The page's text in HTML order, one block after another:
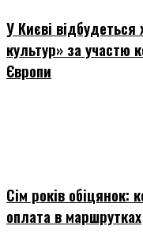
У Києві
культур» за участю
Європи
Сім років обіцянок:
оплата в маршрутках